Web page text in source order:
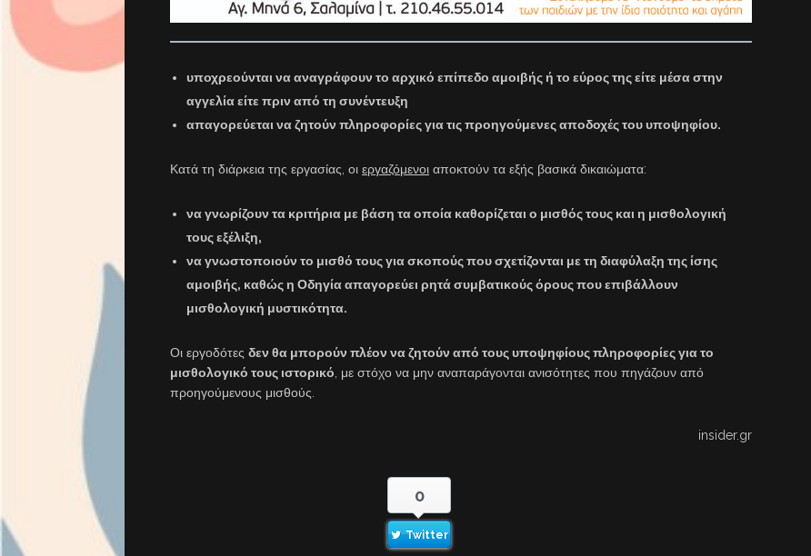
υποχρεούνται να αναγράφουν το αρχικό επίπεδο αμοιβής ή το εύρος της είτε μέσα στην
αγγελία είτε πριν από τη συνέντευξη
απαγορεύεται να ζητούν πληροφορίες για τις προηγούμενες αποδοχές του υποψηφίου.
Κατά τη διάρκεια της εργασίας, οι εργαζόμενοι αποκτούν τα εξής βασικά δικαιώματα:
να γνωρίζουν τα κριτήρια με βάση τα οποία καθορίζεται ο μισθός τους και η μισθολογική
τους εξέλιξη,
να γνωστοποιούν το μισθό τους για σκοπούς που σχετίζονται με τη διαφύλαξη της ίσης
αμοιβής, καθώς η Οδηγία απαγορεύει ρητά συμβατικούς όρους που επιβάλλουν
μισθολογική μυστικότητα.
Οι εργοδότες δεν θα μπορούν πλέον να ζητούν από τους υποψηφίους πληροφορίες για το
μισθολογικό τους ιστορικό , με στόχο να μην αναπαράγονται ανισότητες που πηγάζουν από
προηγούμενους μισθούς.
insider.gr
0
Twitter